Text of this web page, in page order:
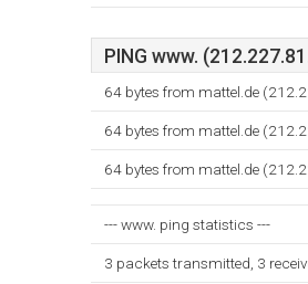
PING www.
64 bytes from mattel.de
64 bytes from mattel.de
64 bytes from mattel.de
--- www. ping statistics ---
3 packets transmitted, 3